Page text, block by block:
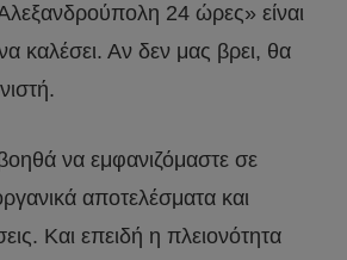
24 ώρες» είναι
καλέσει. Αν δεν μας βρει, θα
να εμφανιζόμαστε σε
αποτελέσματα και
Και επειδή η πλειονότητα